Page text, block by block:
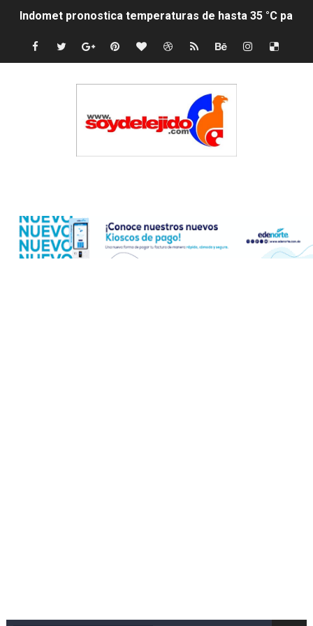
Indomet pronostica temperaturas de hasta 35 °C para
JAPY VERDEI MISS MICHELL ROSARIO
Playas públicas y hoteles: ¿hasta dónde puede
Dólar bajó 9 cts. y era vendido a $58.44; el euro subió a
Dólar bajó 9 cts. y era vendido a $58.53; el euro sigue a